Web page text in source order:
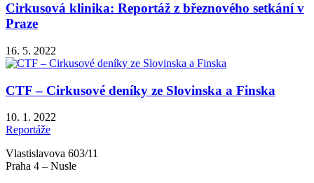
Cirkusová klinika: Reportáž z březnového setkání v
Praze
16. 5. 2022
CTF – Cirkusové deníky ze Slovinska a Finska
10. 1. 2022
Reportáže
Vlastislavova 603/11
Praha 4 – Nusle